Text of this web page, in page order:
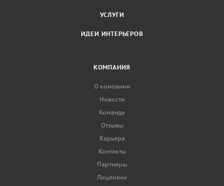
УСЛУГИ
ИДЕИ ИНТЕРЬЕРОВ
КОМПАНИЯ
О компании
Новости
Команда
Отзывы
Карьера
Контакты
Партнеры
Лицензии